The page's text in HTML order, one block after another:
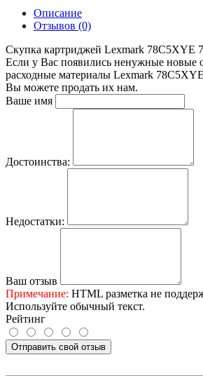
Описание
Отзывов (0)
Скупка картриджей Lexmark 78C5XYE
Если у Вас появились ненужные новые
расходные материалы Lexmark
Вы можете продать их нам.
Ваше имя
Достоинства:
Недостатки:
Ваш отзыв
Примечание: HTML разметка не
Используйте обычный текст.
Рейтинг
Отправить свой отзыв